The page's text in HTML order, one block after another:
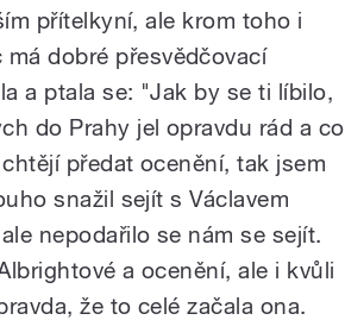
přítelkyní, ale krom toho i
dobré přesvědčovací
a ptala se: "Jak by se ti líbilo,
do Prahy jel opravdu rád a co
předat ocenění, tak jsem
snažil sejít s Václavem
nepodařilo se nám se sejít.
a ocenění, ale i kvůli
že to celé začala ona.